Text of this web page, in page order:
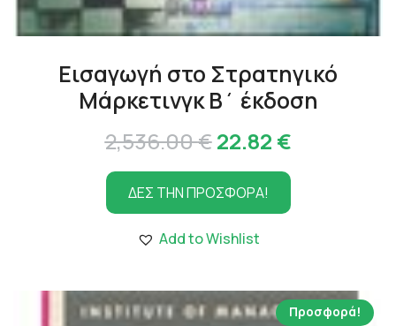
Εισαγωγή στο Στρατηγικό
Μάρκετινγκ Β΄ έκδοση
2,536.00€Original
price
was:
2,536.00 €.
22.82 €Η
τρέχουσα
τιμή
ΔΕΣ ΤΗΝ ΠΡΟΣΦΟΡΑ!
Add to Wishlist
Προσφορά!